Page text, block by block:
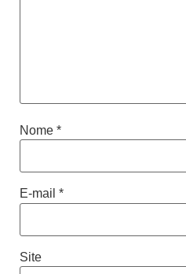
Nome *
E-mail *
Site